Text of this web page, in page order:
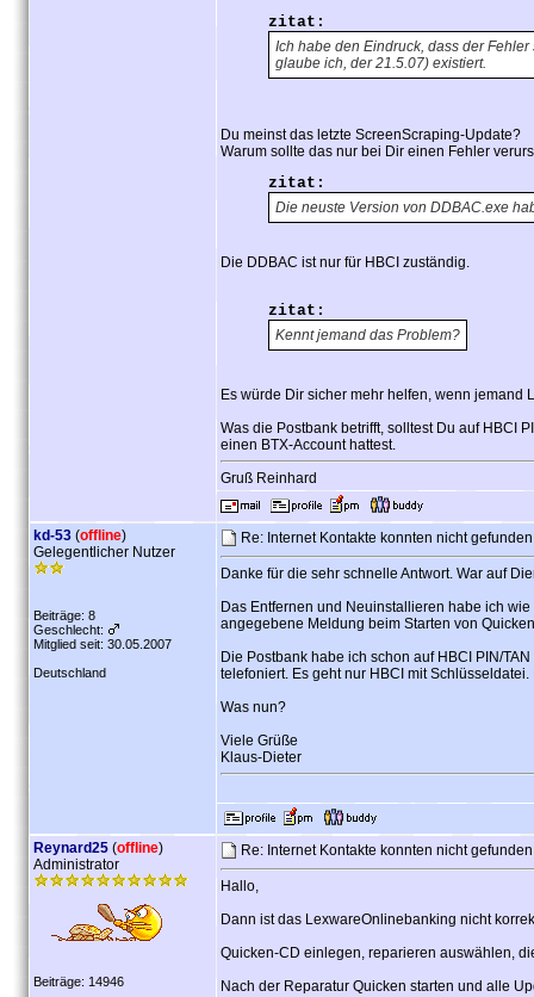
zitat:
Ich habe den Eindruck, dass der
glaube ich, der 21.5.07) existiert.
Du meinst das letzte ScreenScraping-Update?
Warum sollte das nur bei Dir einen Fehler
zitat:
Die neuste Version von DDBAC.exe
Die DDBAC ist nur für HBCI zuständig.
zitat:
Kennt jemand das Problem?
Es würde Dir sicher mehr helfen, wenn jemand
Was die Postbank betrifft, solltest Du auf HBCI
einen BTX-Account hattest.
Gruß Reinhard
kd-53 (offline)
Gelegentlicher Nutzer
Beiträge: 8
Geschlecht:
Mitglied seit: 30.05.2007
Deutschland
Re: Internet Kontakte konnten nicht
Danke für die sehr schnelle Antwort. War auf
Das Entfernen und Neuinstallieren habe ich
angegebene Meldung beim Starten von
Die Postbank habe ich schon auf HBCI PIN/
telefoniert. Es geht nur HBCI mit Schlüsseldatei.
Was nun?
Viele Grüße
Klaus-Dieter
Reynard25 (offline)
Administrator
Beiträge: 14946
Re: Internet Kontakte konnten nicht
Hallo,
Dann ist das LexwareOnlinebanking nicht
Quicken-CD einlegen, reparieren auswählen,
Nach der Reparatur Quicken starten und alle